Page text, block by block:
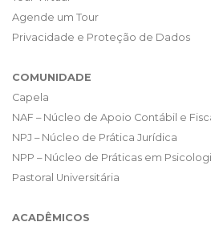
Agende um Tour
Privacidade e Proteção de Dados
COMUNIDADE
Capela
NAF – Núcleo de Apoio Contábil e
NPJ – Núcleo de Prática Jurídica
NPP – Núcleo de Práticas em
Pastoral Universitária
ACADÊMICOS